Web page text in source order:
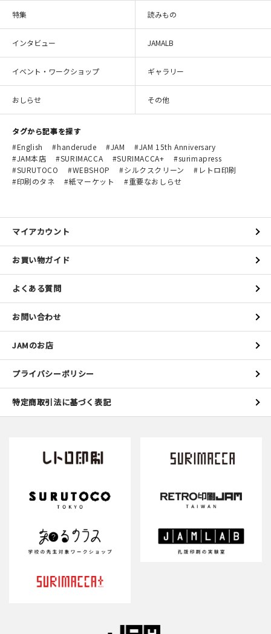
特集 読みもの
インタビュー JAMALB
イベント・ワークショップ ギャラリー
おしらせ その他
タグから記事を探す
English
handerude JAM
JAM 15th Anniversary
JAM本店
SURIMACCA SURIMACCA+
surimapress
SURUTOCO
WEBSHOP シルクスクリーン
レトロ印刷
印刷のタネ
紙マーケット 重要なおしらせ
マイアカウント
お買い物ガイド
よくある質問
お問い合わせ
JAMのお店
プライバシーポリシー
特定商取引法に基づく表記